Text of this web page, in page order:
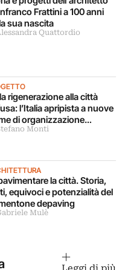
Frattini a 100 anni
sua nascita
Quattordio
rigenerazione alla città
l’Italia apripista a nuove
di organizzazione
Monti
la città. Storia,
equivoci e potenzialità del
depaving
Mulè